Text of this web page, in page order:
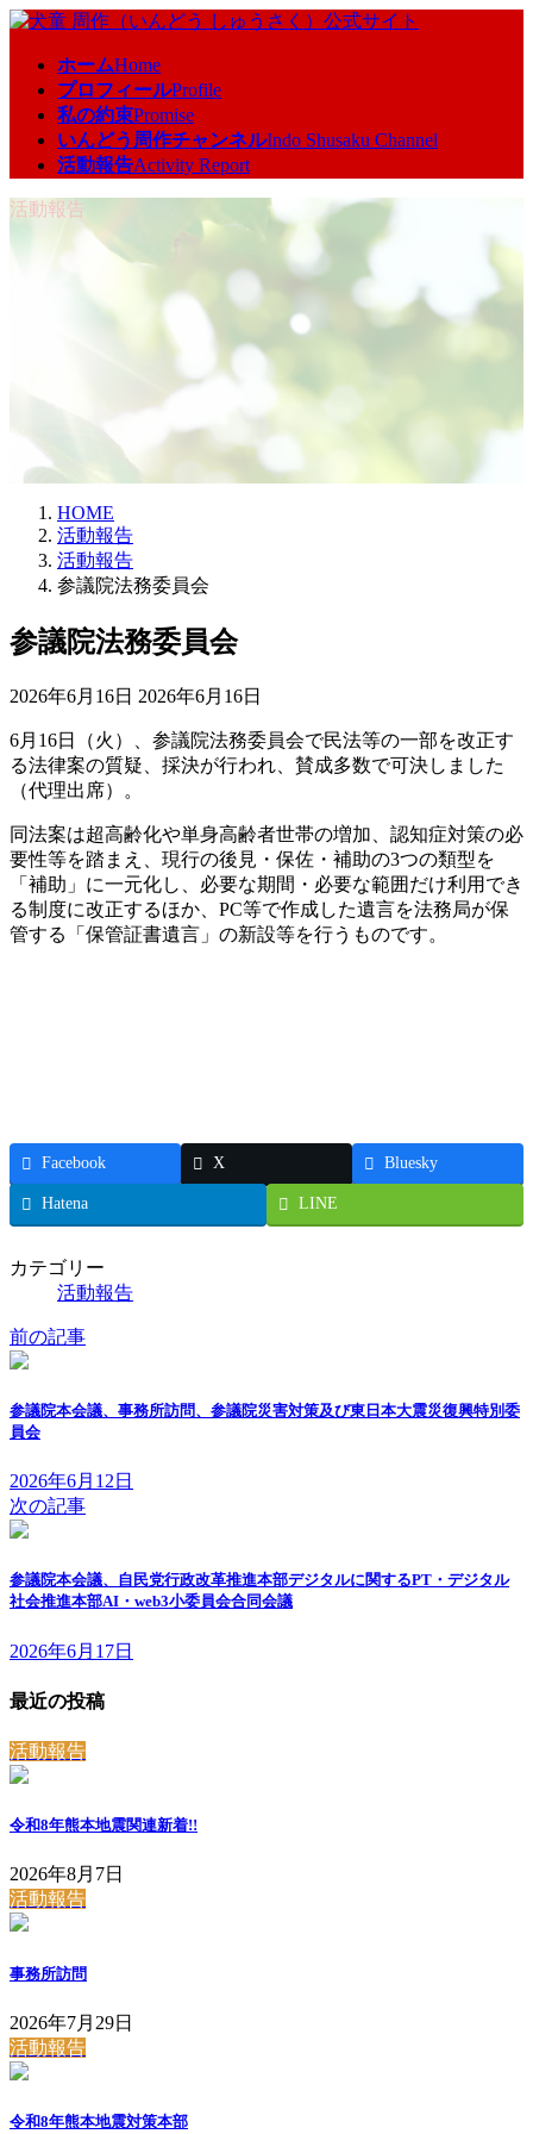
コ
キ
ッ
プ
ナ
に
移
動
ホームHome
プロフィールProfile
私の約束Promise
いんどう周作チャンネルIndo Shusaku Channel
活動報告Activity Report
活動報告
HOME
活動報告
活動報告
参議院法務委員会
参議院法務委員会
2026年6月16日 最
更
新
:
2026年6月16日
6月16日（火）、参議院法務委員会で民法等の一部を改正す
る法律案の質疑、採決が行われ、賛成多数で可決しました
（代理出席）。
同法案は超高齢化や単身高齢者世帯の増加、認知症対策の必
要性等を踏まえ、現行の後見・保佐・補助の3つの類型を
「補助」に一元化し、必要な期間・必要な範囲だけ利用でき
る制度に改正するほか、PC等で作成した遺言を法務局が保
管する「保管証書遺言」の新設等を行うものです。
Facebook X Bluesky
Hatena LINE
カテゴリー
活動報告
前の記事
参議院本会議、事務所訪問、参議院災害対策及び東日本大震災復興特別委
員会
2026年6月12日
次の記事
参議院本会議、自民党行政改革推進本部デジタルに関するPT・デジタル
社会推進本部AI・web3小委員会合同会議
2026年6月17日
最近の投稿
活動報告
令和8年熊本地震関連新着!!
2026年8月7日
活動報告
事務所訪問
2026年7月29日
活動報告
令和8年熊本地震対策本部